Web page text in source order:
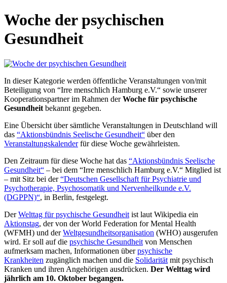
Woche der psychischen
Gesundheit
In dieser Kategorie werden öffentliche Veranstaltungen von/mit
Beteiligung von “Irre menschlich Hamburg e.V.“ sowie unserer
Kooperationspartner im Rahmen derWoche für psychische
Gesundheit bekannt gegeben.
Eine Übersicht über sämtliche Veranstaltungen in Deutschland will
das “Aktionsbündnis Seelische Gesundheit“ über den
Veranstaltungskalenderfür diese Woche gewährleisten.
Den Zeitraum für diese Woche hat das “Aktionsbündnis Seelische
Gesundheit“ – bei dem “Irre menschlich Hamburg e.V.“ Mitglied ist
– mit Sitz bei der“Deutschen Gesellschaft für Psychiatrie und
Psychotherapie, Psychosomatik und Nervenheilkunde e.V.
(DGPPN)“, in Berlin, festgelegt.
DerWelttag für psychische Gesundheit ist laut Wikipedia ein
Aktionstag, der von der World Federation for Mental Health
(WFMH) und derWeltgesundheitsorganisation (WHO) ausgerufen
wird. Er soll auf die psychische Gesundheit von Menschen
aufmerksam machen, Informationen überpsychische
Krankheiten zugänglich machen und die Solidarität mit psychisch
Kranken und ihren Angehörigen ausdrücken. Der Welttag wird
jährlich am 10. Oktober begangen.